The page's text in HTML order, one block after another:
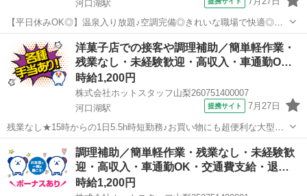
河口湖駅
【平日休みOK◎】温泉入り放題♪空調完備◎きれいな職場で快適◎時
給1,200円◎サービススタッフ募集！ 《 サービススタッフ 》 レス
トラン内でのお客様へのサービスや バックヤードでのサポート業務を
お願いします ...
山梨 南都留郡 河口湖駅 飲食
洋菓子店での接客や調理補助／簡単軽作業・
残業なし・未経験歓迎・高収入・車通勤O…
時給1,200円
株式会社ホットスタッフ山梨260751400007
河口湖駅
提携サイト 7月27日
残業なし★15時からの1日5.5h時短勤務♪お買い物にも超便利な大型モ
ール内の可愛い洋菓子店スタッフ 《 接客やかんたんな調理補助 》
＼1日5.5hの時短勤務×残業なし！／ 未経験から高時給1,200円の好待
遇...
南都留郡 河口湖駅 飲食
調理補助／簡単軽作業・残業なし・未経験歓
迎・高収入・車通勤OK・交通費支給・退…
時給1,200円